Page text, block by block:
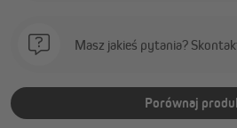
Masz jakieś pytania?
Porównaj